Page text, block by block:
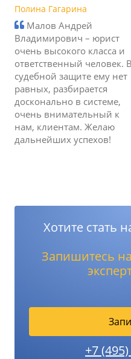
Полина Гагарина
Малов Андрей
Владимирович – юрист
очень высокого класса и
ответственный человек. В
судебной защите ему нет
равных, разбирается
досконально в системе,
очень внимательный к
нам, клиентам. Желаю
дальнейших успехов!
Хотите стать
Запишитесь
+7